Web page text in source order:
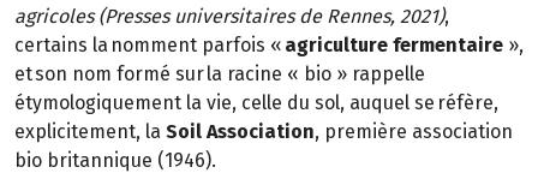
agricoles (Presses universitaires de Rennes, 2021),
certains la nomment parfois « agriculture fermentaire »,
et son nom formé sur la racine « bio » rappelle
étymologiquement la vie, celle du sol, auquel se réfère,
explicitement, la Soil Association, première association
bio britannique (1946).